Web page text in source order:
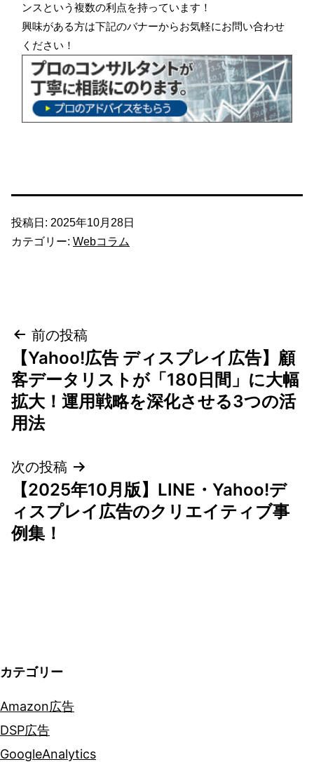
ンスという複数の利点を持っています！
興味がある方は下記のバナーからお気軽にお問い合わせ
ください！
投稿日: 2025年10月28日
カテゴリー: Webコラム
投
稿
ナ
ビ
ゲ
ー
シ
前の投稿
【Yahoo!広告 ディスプレイ広告】顧
客データリストが「180日間」に大幅
拡大！運用戦略を深化させる3つの活
用法
次の投稿
【2025年10月版】LINE・Yahoo!デ
ィスプレイ広告のクリエイティブ事
例集！
カテゴリー
Amazon広告
DSP広告
GoogleAnalytics